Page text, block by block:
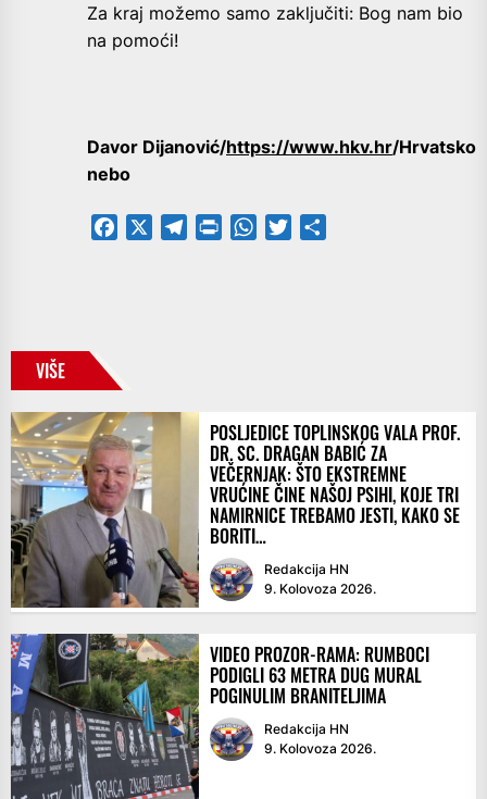
Za kraj možemo samo zaključiti: Bog nam bio
na pomoći!
Davor Dijanović/https://www.hkv.hr/Hrvatsko
nebo
Facebook TelegramPrintFriendly
WhatsApp
Twitter
VIŠE
POSLJEDICE TOPLINSKOG VALA PROF.
DR. SC. DRAGAN BABIĆ ZA
VEČERNJAK: ŠTO EKSTREMNE
VRUĆINE ČINE NAŠOJ PSIHI, KOJE TRI
NAMIRNICE TREBAMO JESTI, KAKO SE
BORITI…
Redakcija HN
9. Kolovoza 2026.
VIDEO PROZOR-RAMA: RUMBOCI
PODIGLI 63 METRA DUG MURAL
POGINULIM BRANITELJIMA
Redakcija HN
9. Kolovoza 2026.